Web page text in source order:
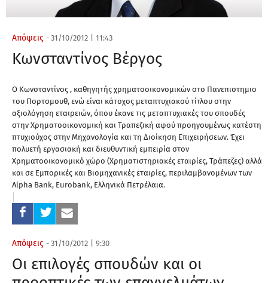
Απόψεις - 31/10/2012 11:43
Κωνσταντίνος Βέργος
Ο Κωνσταντίνος , καθηγητής χρηματοοικονομικών στο Πανεπιστημιο
του Πορτσμουθ, ενώ είναι κάτοχος μεταπτυχιακού τίτλου στην
αξιολόγηση εταιρειών, όπου έκανε τις μεταπτυχιακές του σπουδές
στην Χρηματοοικονομική και Τραπεζική αφού προηγουμένως κατέστη
πτυχιούχος στην Μηχανολογία και τη Διοίκηση Επιχειρήσεων. Έχει
πολυετή εργασιακή και διευθυντική εμπειρία στον
Χρηματοοικονομικό χώρο (Χρηματιστηριακές εταιρίες, Τράπεζες) αλλά
και σε Εμπορικές και Βιομηχανικές εταιρίες, περιλαμβανομένων των
Alpha Bank, Eurobank, Ελληνικά Πετρέλαια.
Απόψεις - 31/10/2012 9:30
Οι επιλογές σπουδών και οι